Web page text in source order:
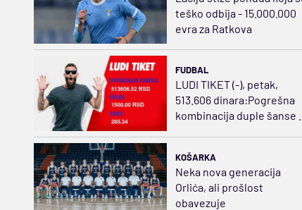
teško odbija - 15.000.000
evra za Ratkova
FUDBAL
LUDI TIKET (-), petak,
513.606 dinara:Pogrešna
kombinacija duple šanse i
KOŠARKA
Neka nova generacija
Orlića, ali prošlost
obavezuje